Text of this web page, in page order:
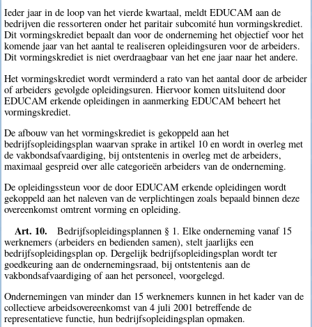
Ieder jaar in de loop van het vierde kwartaal, meldt EDUCAM aan de
bedrijven die ressorteren onder het paritair subcomité hun vormingskrediet.
Dit vormingskrediet bepaalt dan voor de onderneming het objectief voor het
komende jaar van het aantal te realiseren opleidingsuren voor de arbeiders.
Dit vormingskrediet is niet overdraagbaar van het ene jaar naar het andere.
Het vormingskrediet wordt verminderd a rato van het aantal door de arbeider
of arbeiders gevolgde opleidingsuren. Hiervoor komen uitsluitend door
EDUCAM erkende opleidingen in aanmerking EDUCAM beheert het
vormingskrediet.
De afbouw van het vormingskrediet is gekoppeld aan het
bedrijfsopleidingsplan waarvan sprake in artikel 10 en wordt in overleg met
de vakbondsafvaardiging, bij ontstentenis in overleg met de arbeiders,
maximaal gespreid over alle categorieën arbeiders van de onderneming.
De opleidingssteun voor de door EDUCAM erkende opleidingen wordt
gekoppeld aan het naleven van de verplichtingen zoals bepaald binnen deze
overeenkomst omtrent vorming en opleiding.
Art. 10.
Bedrijfsopleidingsplannen § 1. Elke onderneming vanaf 15
werknemers (arbeiders en bedienden samen), stelt jaarlijks een
bedrijfsopleidingsplan op. Dergelijk bedrijfsopleidingsplan wordt ter
goedkeuring aan de ondernemingsraad, bij ontstentenis aan de
vakbondsafvaardiging of aan het personeel, voorgelegd.
Ondernemingen van minder dan 15 werknemers kunnen in het kader van de
collectieve arbeidsovereenkomst van 4 juli 2001 betreffende de
representatieve functie, hun bedrijfsopleidingsplan opmaken.